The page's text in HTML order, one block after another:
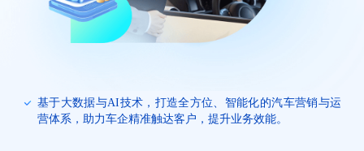
基于大数据与AI技术，打造全方位、智能化的汽车营销与运
营体系，助力车企精准触达客户，提升业务效能。